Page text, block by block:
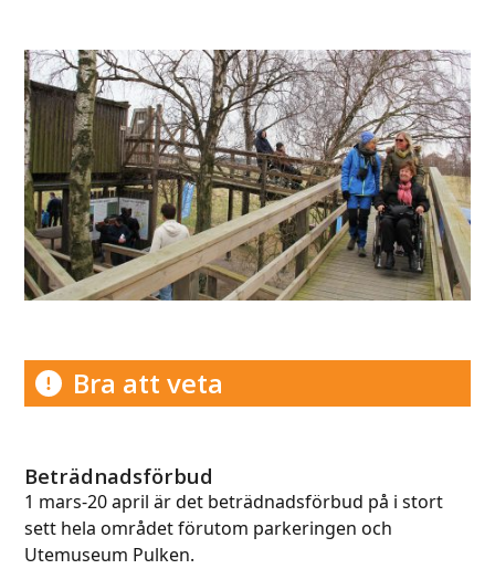
Use
the
left
and
right
arrow
keys
to
access
the
buttonsBra att veta
Beträdnadsförbud
1 mars-20 april är det beträdnadsförbud på i stort
sett hela området förutom parkeringen och
Utemuseum Pulken.